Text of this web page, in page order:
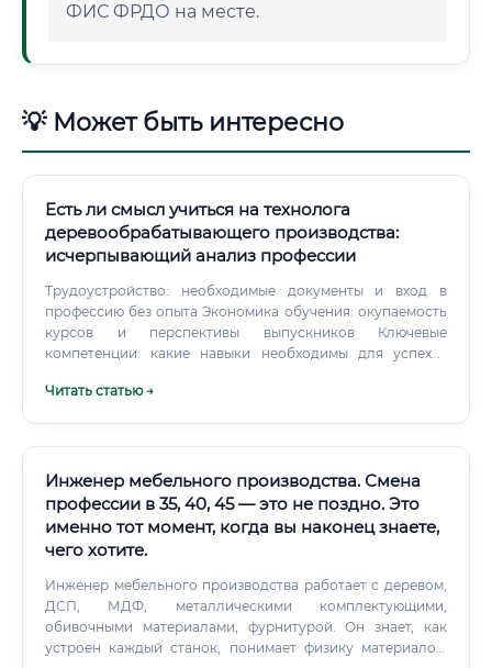
ФИС ФРДО на месте.
💡 Может быть интересно
Есть ли смысл учиться на технолога
деревообрабатывающего производства:
исчерпывающий анализ профессии
Трудоустройство: необходимые документы и вход в
профессию без опыта Экономика обучения: окупаемость
курсов и перспективы выпускников Ключевые
компетенции: какие навыки необходимы для успеха?
искусственного интеллекта Сравнительный анализ:
Читать статью →
Инженер мебельного производства. Смена
профессии в 35, 40, 45 — это не поздно. Это
именно тот момент, когда вы наконец знаете,
чего хотите.
Инженер мебельного производства работает с деревом,
ДСП, МДФ, металлическими комплектующими,
обивочными материалами, фурнитурой. Он знает, как
устроен каждый станок, понимает физику материалов,